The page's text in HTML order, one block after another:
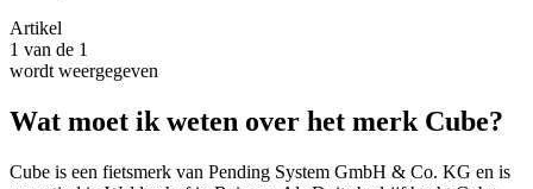
Artikel
1 van de 1
wordt weergegeven
Wat moet ik weten over het merk Cube?
Cube is een fietsmerk van Pending System GmbH & Co. KG en is